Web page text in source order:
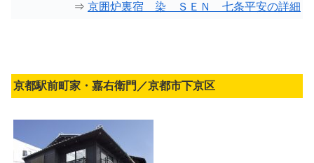
⇒ 京囲炉裏宿 染 ＳＥＮ 七条平安の詳細
京都駅前町家・嘉右衛門／京都市下京区